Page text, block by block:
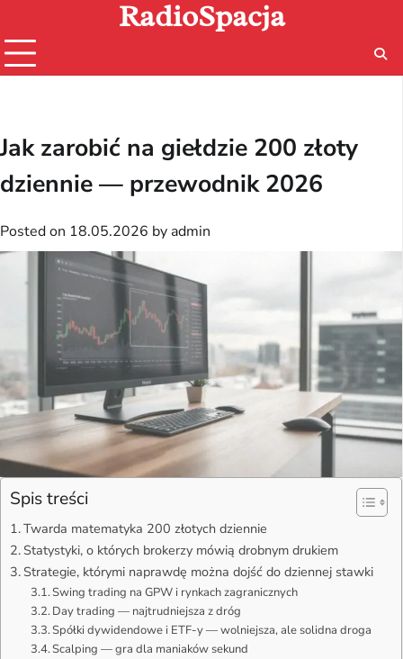
content
RadioSpacja
Jak zarobić na giełdzie 200 złoty
dziennie — przewodnik 2026
Posted on 18.05.2026 by admin
Spis treści
Twarda matematyka 200 złotych dziennie
Statystyki, o których brokerzy mówią drobnym drukiem
Strategie, którymi naprawdę można dojść do dziennej stawki
Swing trading na GPW i rynkach zagranicznych
Day trading — najtrudniejsza z dróg
Spółki dywidendowe i ETF-y — wolniejsza, ale solidna droga
Scalping — gra dla maniaków sekund